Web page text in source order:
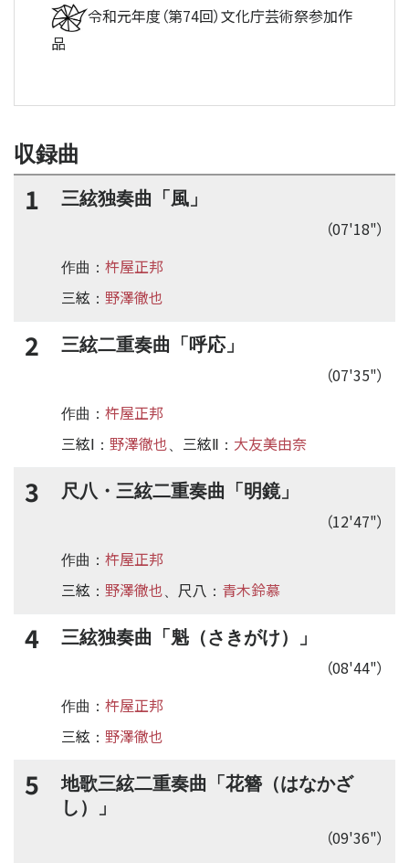
令和元年度（第74回）文化庁芸術祭参加作
品
収録曲
1 三絃独奏曲「風」
（07'18"）
作曲： 杵屋正邦
三絃 ： 野澤徹也
2 三絃二重奏曲「呼応」
（07'35"）
作曲： 杵屋正邦
三絃Ⅰ ： 野澤徹也 三絃Ⅱ ： 大友美由奈
3 尺八・三絃二重奏曲「明鏡」
（12'47"）
作曲： 杵屋正邦
三絃 ： 野澤徹也 尺八 ： 青木鈴慕
4 三絃独奏曲「魁（さきがけ）」
（08'44"）
作曲： 杵屋正邦
三絃 ： 野澤徹也
5
地歌三絃二重奏曲「花簪（はなかざ
し）」
（09'36"）